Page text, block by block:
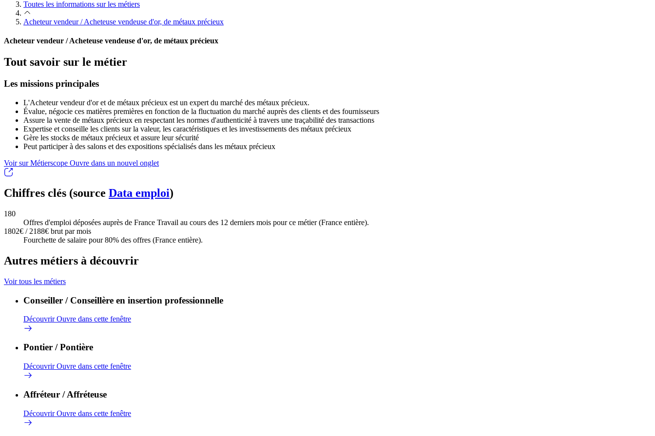
Toutes les informations sur les métiers
Acheteur vendeur / Acheteuse vendeuse d'or, de métaux précieux
Acheteur vendeur / Acheteuse vendeuse d'or, de métaux précieux
Tout savoir sur le métier
Les missions principales
L'Acheteur vendeur d'or et de métaux précieux est un expert du marché des métaux précieux.
Évalue, négocie ces matières premières en fonction de la fluctuation du marché auprès des clients et des fournisseurs
Assure la vente de métaux précieux en respectant les normes d'authenticité à travers une traçabilité des transactions
Expertise et conseille les clients sur la valeur, les caractéristiques et les investissements des métaux précieux
Gère les stocks de métaux précieux et assure leur sécurité
Peut participer à des salons et des expositions spécialisés dans les métaux précieux
Voir sur Métierscope Ouvre dans un nouvel onglet
Chiffres clés (source Data emploi)
180
Offres d'emploi déposées auprès de France Travail au cours des 12 derniers mois pour ce métier (France entière).
1802€ / 2188€ brut par mois
Fourchette de salaire pour 80% des offres (France entière).
Autres métiers à découvrir
Voir tous les métiers
Conseiller / Conseillère en insertion professionnelle
DécouvrirOuvre dans cette fenêtre
Pontier / Pontière
DécouvrirOuvre dans cette fenêtre
Affréteur / Affréteuse
DécouvrirOuvre dans cette fenêtre